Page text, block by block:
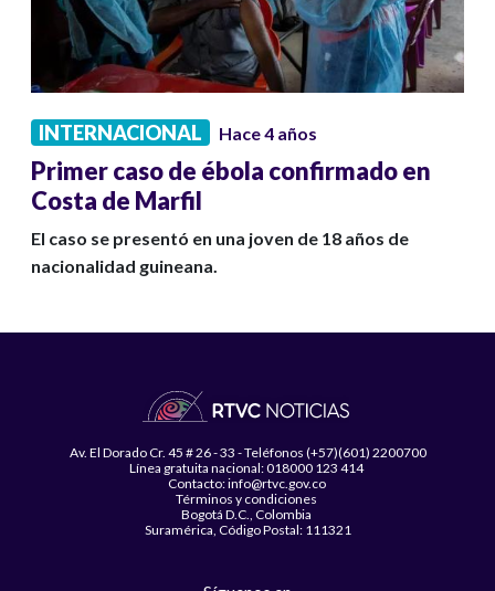
INTERNACIONAL Hace 4 años
Primer caso de ébola confirmado en
Costa de Marfil
El caso se presentó en una joven de 18 años de
nacionalidad guineana.
Av. El Dorado Cr. 45 # 26 - 33 - Teléfonos (+57)(601) 2200700
Línea gratuita nacional: 018000 123 414
Contacto: info@rtvc.gov.co
Términos y condiciones
Bogotá D.C., Colombia
Suramérica, Código Postal: 111321